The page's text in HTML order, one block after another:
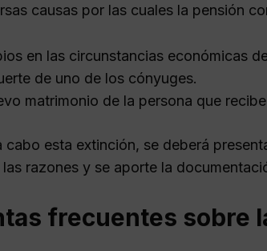
causas por las cuales la pensión
en las circunstancias económicas
de uno de los cónyuges.
matrimonio de la persona que
cabo esta extinción, se deberá
las razones y se aporte la
frecuentes sobre